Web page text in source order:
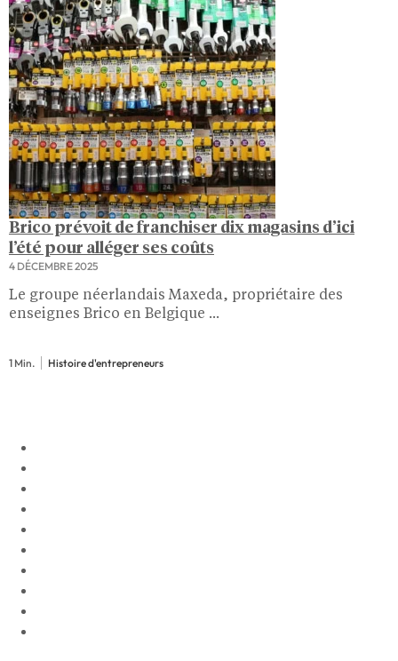
Brico prévoit de franchiser dix magasins d’ici
l’été pour alléger ses coûts
4 DÉCEMBRE 2025
Le groupe néerlandais Maxeda, propriétaire des
enseignes Brico en Belgique ...
1 Min. Histoire d'entrepreneurs